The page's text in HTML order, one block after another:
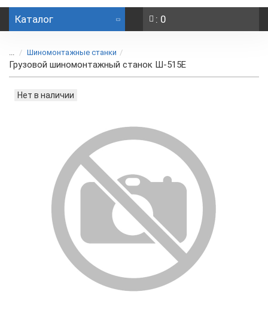
Каталог : 0
... Шиномонтажные станки
Грузовой шиномонтажный станок Ш-515Е
Нет в наличии